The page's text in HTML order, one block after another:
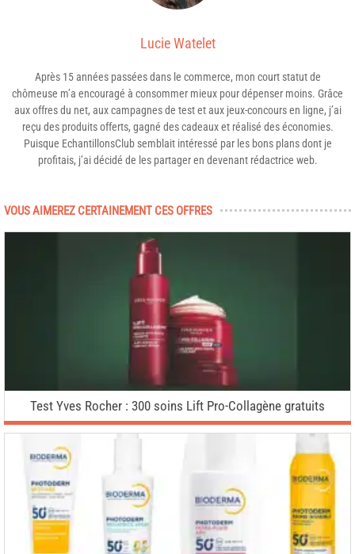
Lucie Watelet
Après 15 années passées dans le commerce, mon court statut de
chômeuse m’a encouragé à consommer mieux pour dépenser moins. Grâce
aux offres du net, aux campagnes de test et aux jeux-concours en ligne, j’ai
reçu des produits offerts, gagné des cadeaux et réalisé des économies.
Puisque EchantillonsClub semblait intéressé par les bons plans dont je
profitais, j’ai décidé de les partager en devenant rédactrice web.
VOUS AIMEREZ CERTAINEMENT CES OFFRES
Test Yves Rocher : 300 soins Lift Pro-Collagène gratuits